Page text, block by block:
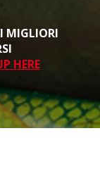
MIGLIORI
HERE